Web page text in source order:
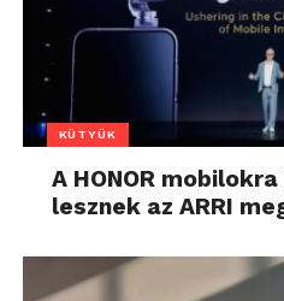
KÜTYÜK
A HONOR
lesznek az ARRI